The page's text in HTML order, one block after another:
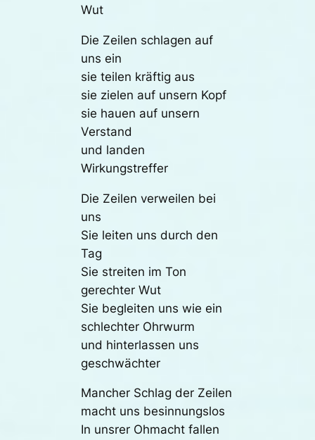
Wut
Die Zeilen schlagen auf
uns ein
sie teilen kräftig aus
sie zielen auf unsern Kopf
sie hauen auf unsern
Verstand
und landen
Wirkungstreffer
Die Zeilen verweilen bei
uns
Sie leiten uns durch den
Tag
Sie streiten im Ton
gerechter Wut
Sie begleiten uns wie ein
schlechter Ohrwurm
und hinterlassen uns
geschwächter
Mancher Schlag der Zeilen
macht uns besinnungslos
In unsrer Ohmacht fallen